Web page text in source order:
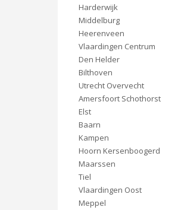
Harderwijk
Middelburg
Heerenveen
Vlaardingen Centrum
Den Helder
Bilthoven
Utrecht Overvecht
Amersfoort Schothorst
Elst
Baarn
Kampen
Hoorn Kersenboogerd
Maarssen
Tiel
Vlaardingen Oost
Meppel